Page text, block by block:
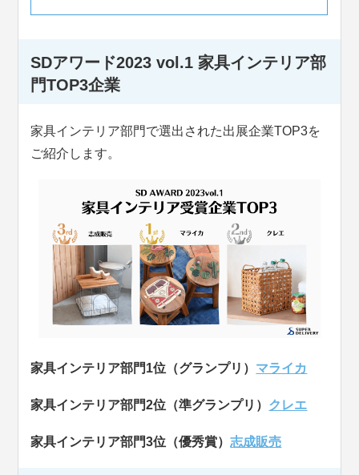
SDアワード2023 vol.1 家具インテリア部
門TOP3企業
家具インテリア部門で選出された出展企業TOP3を
ご紹介します。
家具インテリア部門1位（グランプリ） マライカ
家具インテリア部門2位（準グランプリ） クレエ
家具インテリア部門3位（優秀賞）志成販売